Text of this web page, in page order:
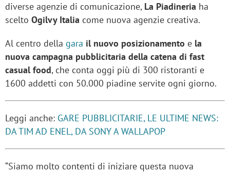
diverse agenzie di comunicazione, La Piadineria ha
scelto Ogilvy Italia come nuova agenzie creativa.
Al centro della gara il nuovo posizionamento e la
nuova campagna pubblicitaria della catena di fast
casual food, che conta oggi più di 300 ristoranti e
1600 addetti con 50.000 piadine servite ogni giorno.
Leggi anche: GARE PUBBLICITARIE, LE ULTIME NEWS:
DA TIM AD ENEL, DA SONY A WALLAPOP
“Siamo molto contenti di iniziare questa nuova